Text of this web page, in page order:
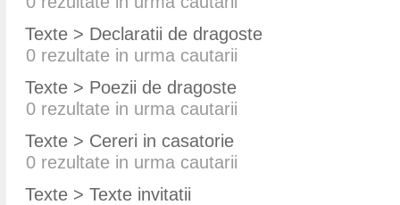
Texte > Declaratii de dragoste
0 rezultate in urma cautarii
Texte > Poezii de dragoste
0 rezultate in urma cautarii
Texte > Cereri in casatorie
0 rezultate in urma cautarii
Texte > Texte invitatii